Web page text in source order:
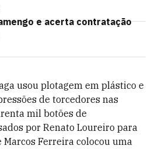
e acerta contratação
usou plotagem em plástico e
de torcedores nas
mil botões de
por Renato Loureiro para
Ferreira colocou uma